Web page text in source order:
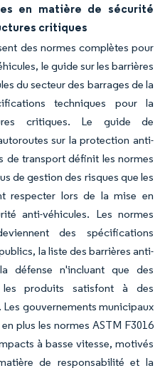
en matière de sécurité
critiques
des normes complètes pour
le guide sur les barrières
du secteur des barrages de la
techniques pour la
critiques. Le guide de
sur la protection anti-
de transport définit les normes
de gestion des risques que les
respecter lors de la mise en
anti-véhicules. Les normes
des spécifications
la liste des barrières anti-
défense n'incluant que des
produits satisfont à des
gouvernements municipaux
plus les normes ASTM F3016
à basse vitesse, motivés
de responsabilité et la